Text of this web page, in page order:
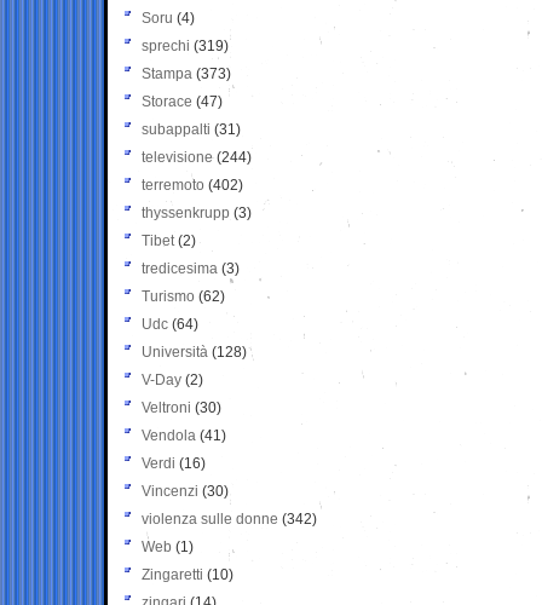
Soru (4)
sprechi (319)
Stampa (373)
Storace (47)
subappalti (31)
televisione(244)
terremoto (402)
thyssenkrupp (3)
Tibet(2)
tredicesima (3)
Turismo (62)
Udc (64)
Università (128)
V-Day (2)
Veltroni (30)
Vendola (41)
Verdi (16)
Vincenzi (30)
violenza sulle donne (342)
Web (1)
Zingaretti (10)